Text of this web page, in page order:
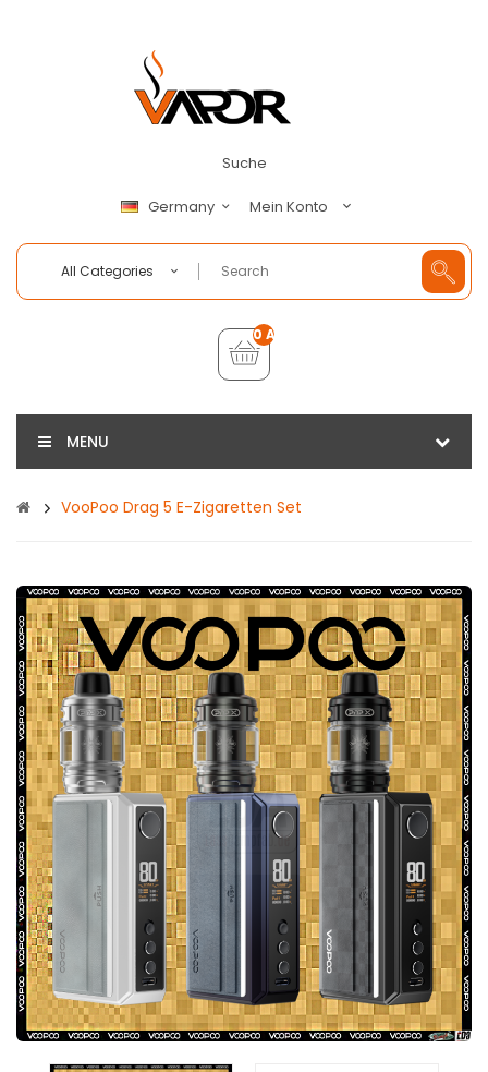
Suche
Germany Mein Konto
All Categories
0 Artikel - €0,00
MENU
VooPoo Drag 5 E-Zigaretten Set